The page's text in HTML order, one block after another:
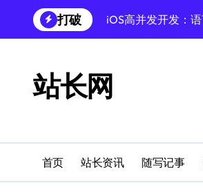
到
打破
iOS高并发开发：
数据驱动传媒革新
鸿蒙驱动传媒革新
数据驱动传媒变革
数据驱动：
站长网
首页 站长资讯 随写记事